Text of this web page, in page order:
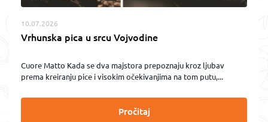
10.07.2026
Vrhunska pica u srcu Vojvodine
Cuore Matto Kada se dva majstora prepoznaju kroz ljubav
prema kreiranju pice i visokim očekivanjima na tom putu,...
Pročitaj